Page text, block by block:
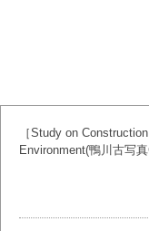
［Study on
Environment(鴨川古写